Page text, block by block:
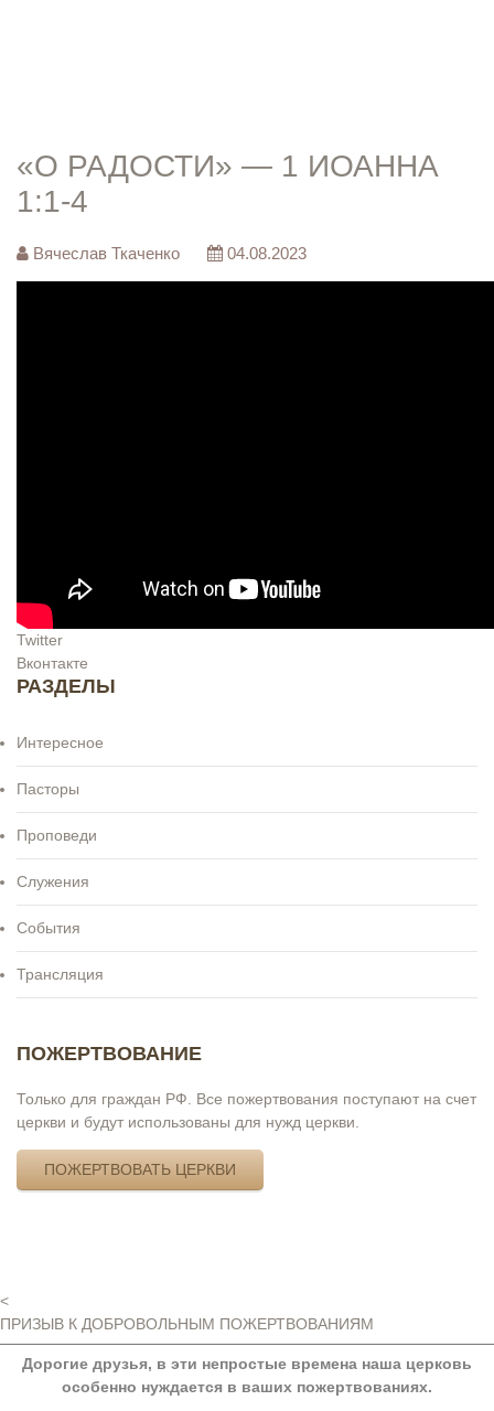
«О РАДОСТИ» — 1 ИОАННА
1:1-4
Вячеслав Ткаченко 04.08.2023
Twitter
Вконтакте
РАЗДЕЛЫ
Интересное
Пасторы
Проповеди
Служения
События
Трансляция
ПОЖЕРТВОВАНИЕ
Только для граждан РФ. Все пожертвования поступают на счет
церкви и будут использованы для нужд церкви.
ПОЖЕРТВОВАТЬ ЦЕРКВИ
<
ПРИЗЫВ К ДОБРОВОЛЬНЫМ ПОЖЕРТВОВАНИЯМ
Дорогие друзья, в эти непростые времена наша церковь
особенно нуждается в ваших пожертвованиях.